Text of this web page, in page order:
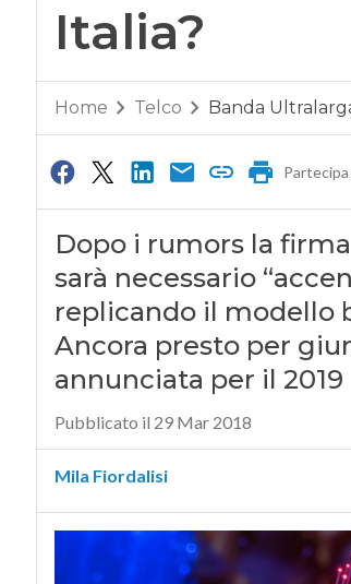
Italia?
Home Telco Banda
Dopo i rumors la
sarà necessario
replicando il modello
Ancora presto per
annunciata per il 2019
Pubblicato il 29 Mar 2018
Mila Fiordalisi